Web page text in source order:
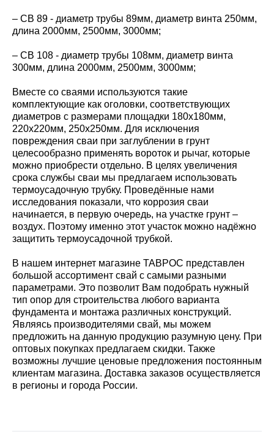
– СВ 89 - диаметр трубы 89мм, диаметр винта 250мм,
длина 2000мм, 2500мм, 3000мм;
– СВ 108 - диаметр трубы 108мм, диаметр винта
300мм, длина 2000мм, 2500мм, 3000мм;
Вместе со сваями используются такие
комплектующие как оголовки, соответствующих
диаметров с размерами площадки 180х180мм,
220х220мм, 250х250мм. Для исключения
повреждения сваи при заглублении в грунт
целесообразно применять вороток и рычаг, которые
можно приобрести отдельно. В целях увеличения
срока службы сваи мы предлагаем использовать
термоусадочную трубку. Проведённые нами
исследования показали, что коррозия сваи
начинается, в первую очередь, на участке грунт –
воздух. Поэтому именно этот участок можно надёжно
защитить термоусадочной трубкой.
В нашем интернет магазине ТАВРОС представлен
большой ассортимент свай с самыми разными
параметрами. Это позволит Вам подобрать нужный
тип опор для строительства любого варианта
фундамента и монтажа различных конструкций.
Являясь производителями свай, мы можем
предложить на данную продукцию разумную цену. При
оптовых покупках предлагаем скидки. Также
возможны лучшие ценовые предложения постоянным
клиентам магазина. Доставка заказов осуществляется
в регионы и города России.